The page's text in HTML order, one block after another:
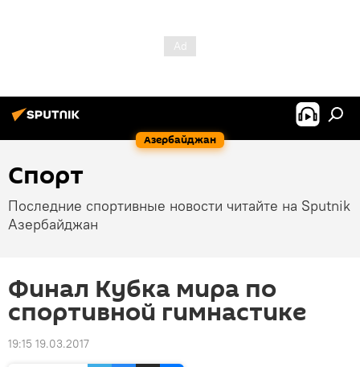
Азербайджан
Спорт
Последние спортивные новости читайте на Sputnik
Азербайджан
Финал Кубка мира по
спортивной гимнастике
19:15 19.03.2017